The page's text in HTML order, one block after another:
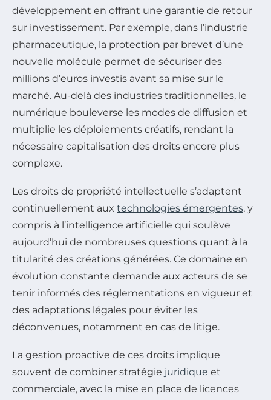
développement en offrant une garantie de retour
sur investissement. Par exemple, dans l’industrie
pharmaceutique, la protection par brevet d’une
nouvelle molécule permet de sécuriser des
millions d’euros investis avant sa mise sur le
marché. Au-delà des industries traditionnelles, le
numérique bouleverse les modes de diffusion et
multiplie les déploiements créatifs, rendant la
nécessaire capitalisation des droits encore plus
complexe.
Les droits de propriété intellectuelle s’adaptent
continuellement aux technologies émergentes, y
compris à l’intelligence artificielle qui soulève
aujourd’hui de nombreuses questions quant à la
titularité des créations générées. Ce domaine en
évolution constante demande aux acteurs de se
tenir informés des réglementations en vigueur et
des adaptations légales pour éviter les
déconvenues, notamment en cas de litige.
La gestion proactive de ces droits implique
souvent de combiner stratégie juridique et
commerciale, avec la mise en place de licences